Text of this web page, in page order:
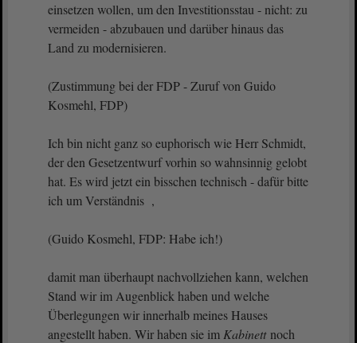
einsetzen wollen, um den Investitionsstau - nicht: zu
vermeiden - abzubauen und darüber hinaus das
Land zu modernisieren.
(Zustimmung bei der FDP - Zuruf von Guido
Kosmehl, FDP)
Ich bin nicht ganz so euphorisch wie Herr Schmidt,
der den Gesetzentwurf vorhin so wahnsinnig gelobt
hat. Es wird jetzt ein bisschen technisch - dafür bitte
ich um Verständnis ,
(Guido Kosmehl, FDP: Habe ich!)
damit man überhaupt nachvollziehen kann, welchen
Stand wir im Augenblick haben und welche
Überlegungen wir innerhalb meines Hauses
angestellt haben. Wir haben sie im Kabinett noch